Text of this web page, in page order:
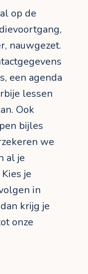
op de
nauwgezet.
een agenda
lessen
Ook
bijles
we
al je
je
in
krijg je
onze